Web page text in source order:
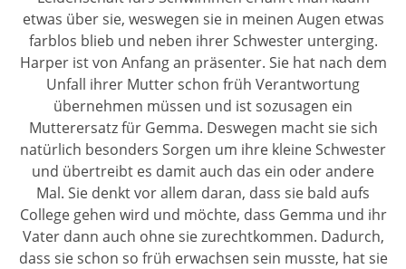
etwas über sie, weswegen sie in meinen Augen etwas
farblos blieb und neben ihrer Schwester unterging.
Harper ist von Anfang an präsenter. Sie hat nach dem
Unfall ihrer Mutter schon früh Verantwortung
übernehmen müssen und ist sozusagen ein
Mutterersatz für Gemma. Deswegen macht sie sich
natürlich besonders Sorgen um ihre kleine Schwester
und übertreibt es damit auch das ein oder andere
Mal. Sie denkt vor allem daran, dass sie bald aufs
College gehen wird und möchte, dass Gemma und ihr
Vater dann auch ohne sie zurechtkommen. Dadurch,
dass sie schon so früh erwachsen sein musste, hat sie